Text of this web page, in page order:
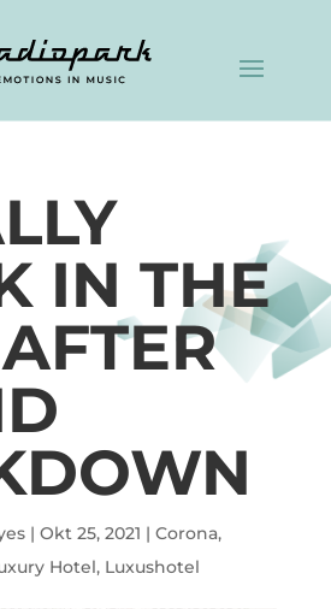
IN THE
| Okt 25, 2021 | Corona,
Hotel, Luxushotel